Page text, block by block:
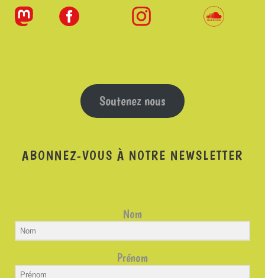
Soutenez nous
ABONNEZ-VOUS À NOTRE NEWSLETTER
Nom
Prénom